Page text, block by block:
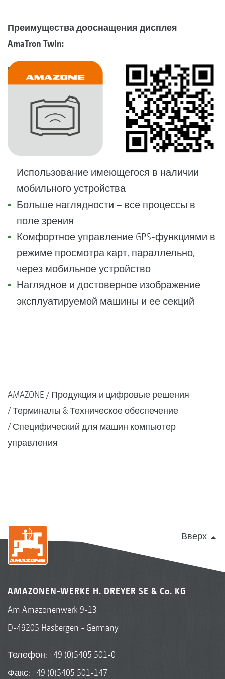
Преимущества дооснащения дисплея
AmaTron Twin:
Использование имеющегося в наличии
мобильного устройства
Больше наглядности – все процессы в
поле зрения
Комфортное управление GPS-функциями в
режиме просмотра карт, параллельно,
через мобильное устройство
Наглядное и достоверное изображение
эксплуатируемой машины и ее секций
AMAZONE
Продукция и цифровые решения
Терминалы & Техническое обеспечение
Специфический для машин компьютер
управления
Вверх
AMAZONEN-WERKE H. DREYER SE & Co. KG
Am Amazonenwerk 9-13
D-49205 Hasbergen - Germany
Телефон:+49 (0)5405 501-0
Факс: +49 (0)5405 501-147